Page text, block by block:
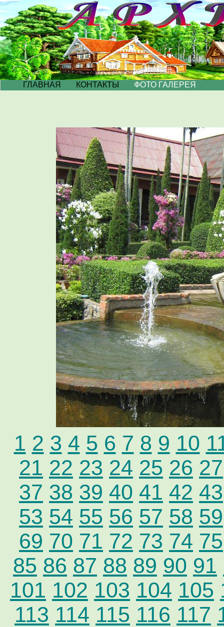
ГЛАВНАЯ КОНТАКТЫ ФОТО ГАЛЕРЕЯ
1 2 3 4 5 6 7 8 9 10
21 22 23 24 25 26 27
37 38 39 40 41 42 43
53 54 55 56 57 58 59
69 70 71 72 73 74 75
85 86 87 88 89 90 91
101 102 103 104 105
113 114 115 116 117